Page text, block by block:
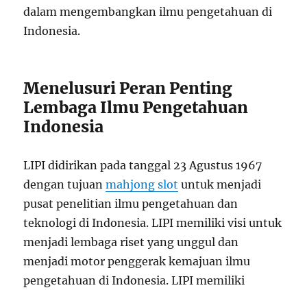
dalam mengembangkan ilmu pengetahuan di
Indonesia.
Menelusuri Peran Penting
Lembaga Ilmu Pengetahuan
Indonesia
LIPI didirikan pada tanggal 23 Agustus 1967
dengan tujuanmahjong slot untuk menjadi
pusat penelitian ilmu pengetahuan dan
teknologi di Indonesia. LIPI memiliki visi untuk
menjadi lembaga riset yang unggul dan
menjadi motor penggerak kemajuan ilmu
pengetahuan di Indonesia. LIPI memiliki